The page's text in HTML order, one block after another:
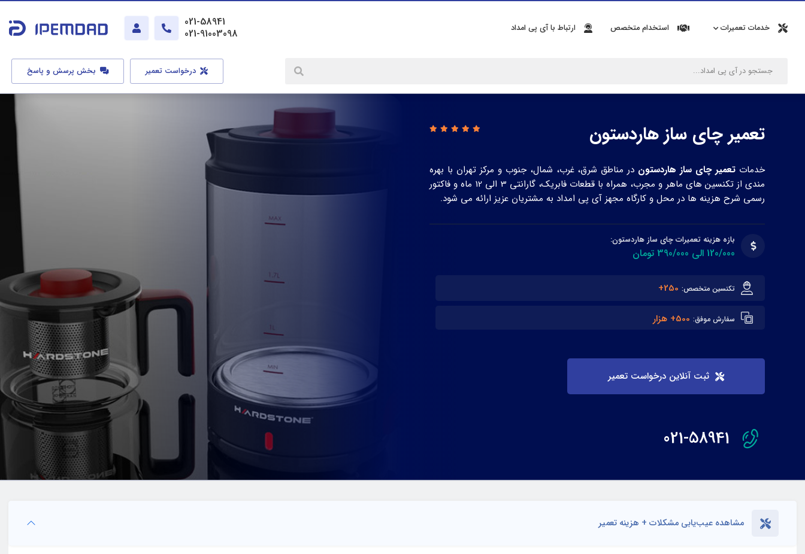
خدمات تعمیرات استخدام متخصص ارتباط با آی پی امداد
021-58941
021-91003098
درخواست تعمیر بخش پرسش و پاسخ
تعمیر چای ساز هاردستون
خدمات تعمیر چای ساز هاردستون در مناطق شرق، غرب، شمال، جنوب و مرکز تهران با بهره
مندی از تکنسین های ماهر و مجرب، همراه با قطعات فابریک، گارانتی 3 الی 12 ماه و فاکتور
رسمی شرح هزینه ها در محل و کارگاه مجهز آی پی امداد به مشتریان عزیز ارائه می شود.
بازه هزینه تعمیرات چای ساز هاردستون:
120/000 الی 390/000 تومان
تکنسین متخصص: 250+
سفارش موفق: 500+ هزار
ثبت آنلاین درخواست تعمیر
021-58941
مشاهده عیب‌یابی مشکلات + هزینه تعمیر